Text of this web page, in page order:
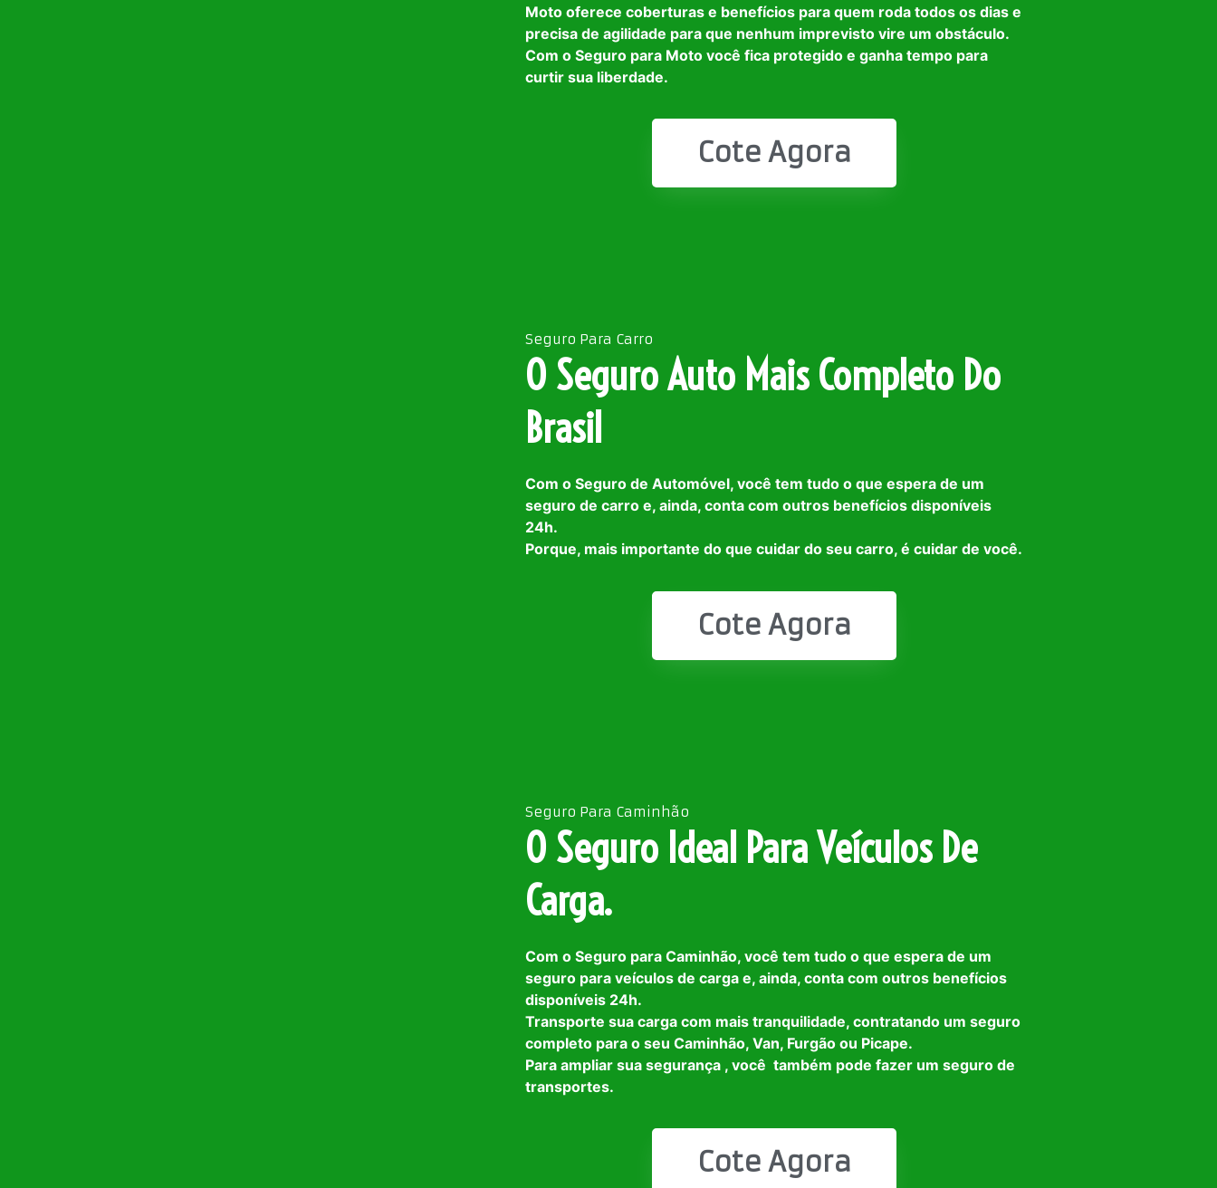
Moto oferece coberturas e benefícios para quem roda todos os dias e
precisa de agilidade para que nenhum imprevisto vire um obstáculo.
Com o Seguro para Moto você fica protegido e ganha tempo para
curtir sua liberdade.
Cote Agora
Seguro Para Carro
O Seguro Auto Mais Completo Do
Brasil
Com o Seguro de Automóvel, você tem tudo o que espera de um
seguro de carro e, ainda, conta com outros benefícios disponíveis
24h.
Porque, mais importante do que cuidar do seu carro, é cuidar de você.
Cote Agora
Seguro Para Caminhão
O Seguro Ideal Para Veículos De
Carga.
Com o Seguro para Caminhão, você tem tudo o que espera de um
seguro para veículos de carga e, ainda, conta com outros benefícios
disponíveis 24h.
Transporte sua carga com mais tranquilidade, contratando um seguro
completo para o seu Caminhão, Van, Furgão ou Picape.
Para ampliar sua segurança , você também pode fazer um seguro de
transportes.
Cote Agora